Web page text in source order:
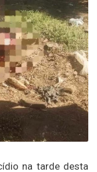
na tarde desta